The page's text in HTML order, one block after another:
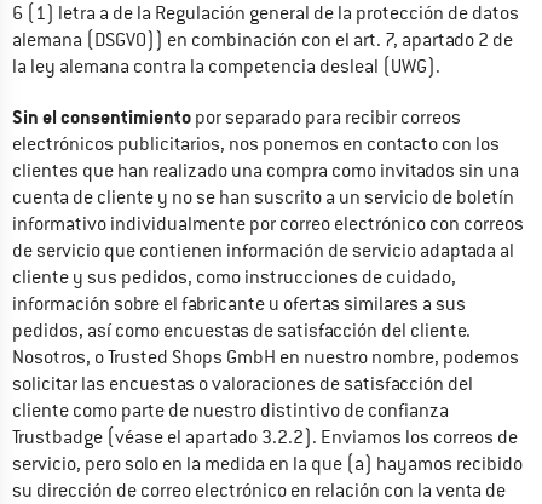
6 (1) letra a de la Regulación general de la protección de datos
alemana (DSGVO)) en combinación con el art. 7, apartado 2 de
la ley alemana contra la competencia desleal (UWG).
Sin el consentimiento por separado para recibir correos
electrónicos publicitarios, nos ponemos en contacto con los
clientes que han realizado una compra como invitados sin una
cuenta de cliente y no se han suscrito a un servicio de boletín
informativo individualmente por correo electrónico con correos
de servicio que contienen información de servicio adaptada al
cliente y sus pedidos, como instrucciones de cuidado,
información sobre el fabricante u ofertas similares a sus
pedidos, así como encuestas de satisfacción del cliente.
Nosotros, o Trusted Shops GmbH en nuestro nombre, podemos
solicitar las encuestas o valoraciones de satisfacción del
cliente como parte de nuestro distintivo de confianza
Trustbadge (véase el apartado 3.2.2). Enviamos los correos de
servicio, pero solo en la medida en la que (a) hayamos recibido
su dirección de correo electrónico en relación con la venta de